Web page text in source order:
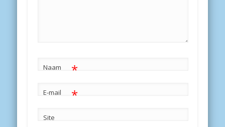
Naam *
E-mail *
Site